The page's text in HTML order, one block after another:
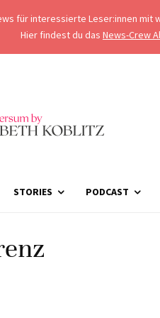
für interessierte Leser:innen mit
Hier findest du das News-Crew
STORIES PODCAST